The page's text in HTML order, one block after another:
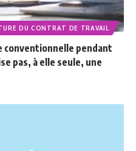
DU CONTRAT DE TRAVAIL
conventionnelle pendant
pas, à elle seule, une